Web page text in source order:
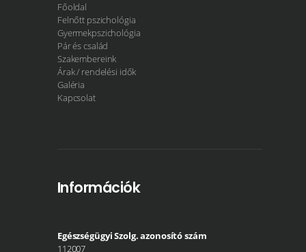
Főoldal
Felnőtt pszichológia
Gyermekpszichológia
Pár és család
Szakembereink
Árak / rendelési idők
Galéria
Kapcsolat
Információk
Egészségügyi Szolg. azonosító szám
112007